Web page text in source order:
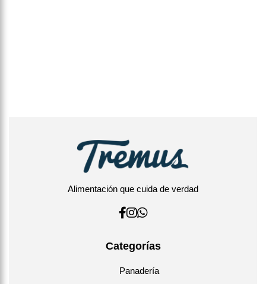
Alimentación que cuida de verdad
Categorías
Panadería